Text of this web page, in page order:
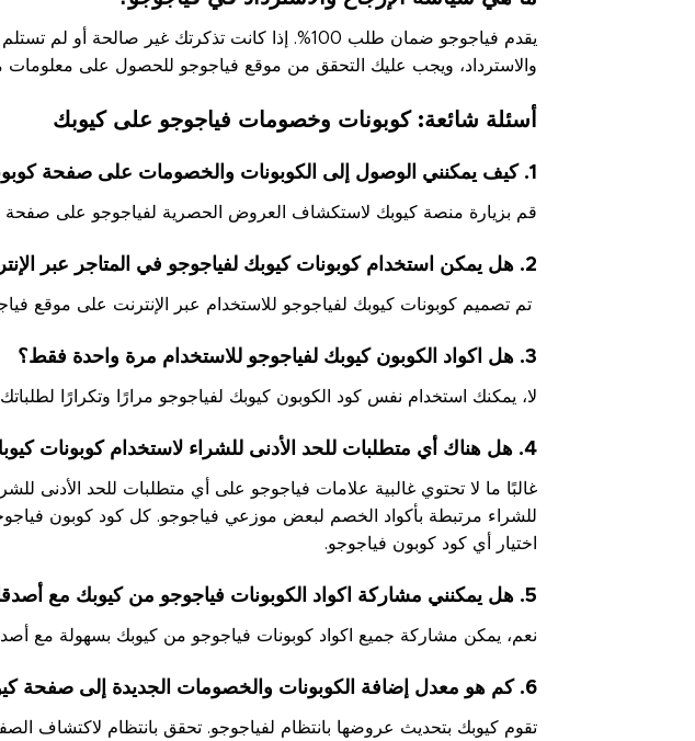
يقدم فياجوجو ضمان طلب 100%. إذا كانت تذكرتك
والاسترداد، ويجب عليك التحقق من موقع فياجوجو للحصول على معلومات
أسئلة شائعة: كوبونات وخصومات فياجوجو على كيوبك
1. كيف يمكنني الوصول إلى الكوبونات والخصومات على صفحة كوبونات فياجوجو على منصة كيوبك؟
قم بزيارة منصة كيوبك لاستكشاف العروض الحصرية لفياجوجو على صفحة
2. هل يمكن استخدام كوبونات كيوبك لفياجوجو في المتاجر عبر الإنترنت وغير متصلة بالإنترنت؟
تم تصميم كوبونات كيوبك لفياجوجو للاستخدام عبر الإنترنت على موقع
3. هل اكواد الكوبون كيوبك لفياجوجو للاستخدام مرة واحدة فقط؟
لا، يمكنك استخدام نفس كود الكوبون كيوبك لفياجوجو مرارًا وتكرارًا
4. هل هناك أي متطلبات للحد الأدنى للشراء لاستخدام كوبونات كيوبك لفياجوجو في قطر؟
غالبًا ما لا تحتوي غالبية علامات فياجوجو على أي متطلبات للحد الأدنى
للشراء مرتبطة بأكواد الخصم لبعض موزعي فياجوجو. كل كود كوبون
اختيار أي كود كوبون فياجوجو.
5. هل يمكنني مشاركة اكواد الكوبونات فياجوجو من كيوبك مع أصدقائي أو أفراد عائلتي؟
نعم، يمكن مشاركة جميع اكواد كوبونات فياجوجو من كيوبك بسهولة مع
6. كم هو معدل إضافة الكوبونات والخصومات الجديدة إلى صفحة كيوبك فياجوجو؟
تقوم كيوبك بتحديث عروضها بانتظام لفياجوجو. تحقق بانتظام لاكتشاف